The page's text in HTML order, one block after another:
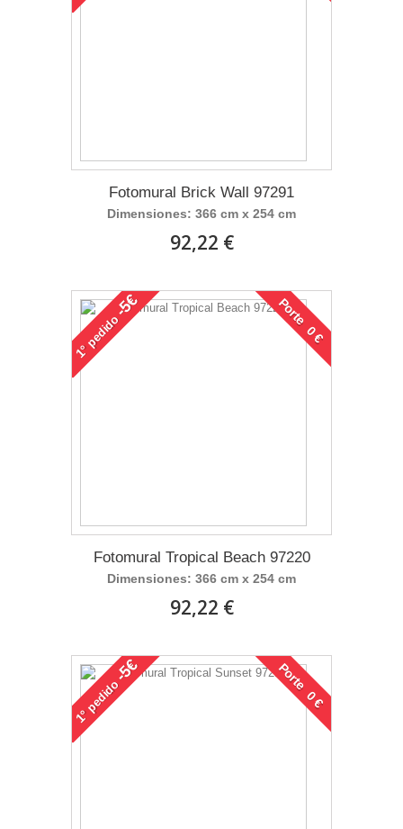
Fotomural Brick Wall 97291
Dimensiones: 366 cm x 254 cm
92,22 €
1°
pedido
-5€ Porte 0 €
Fotomural Tropical Beach 97220
Dimensiones: 366 cm x 254 cm
92,22 €
1°
pedido
-5€ Porte 0 €